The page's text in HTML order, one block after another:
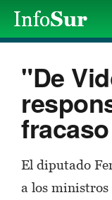
"De
El diputado
a los ministros